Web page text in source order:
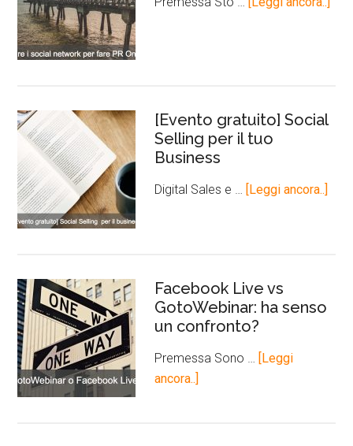
[Evento gratuito] Social
Selling per il tuo
Business
Digital Sales e … [Leggi ancora..]
Facebook Live vs
GotoWebinar: ha senso
un confronto?
Premessa Sono … [Leggi
ancora..]